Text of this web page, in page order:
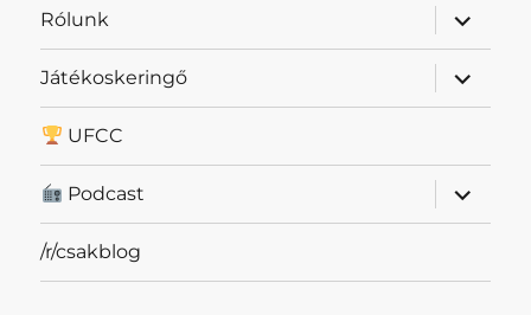
Rólunk
almenü
Játékoskeringő
almenü
UFCC
Podcast
almenü
/r/csakblog